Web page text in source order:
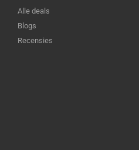
Alle deals
Blogs
Recensies